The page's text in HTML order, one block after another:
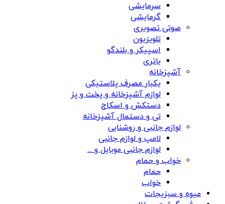
سرمایشی
گرمایشی
صوتی تصویری
تلویزیون
اسپیکر و بلندگو
باتری
آشپزخانه
یکبار مصرف پلاستیکی
لوازم آشپزخانه و پخت و پز
دستکش و اسکاج
تی و دستمال آشپزخانه
لوازم جانبی و روشنایی
لامپ و لوازم جانبی
لوازم جانبی موبایل و ...
خواب و حمام
حمام
خواب
میوه و سبزیجات